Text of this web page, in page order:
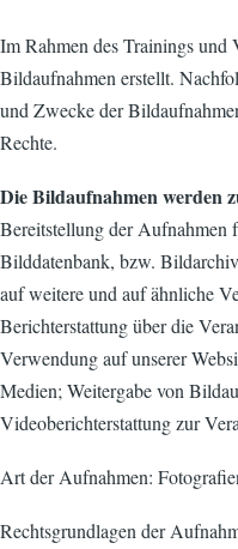
Im Rahmen des Trainings und
Bildaufnahmen erstellt.
und Zwecke der
Rechte.
Die Bildaufnahmen werden
Bereitstellung der Aufnahmen
Bilddatenbank, bzw.
auf weitere und auf ähnliche
Berichterstattung über die
Verwendung auf unserer
Medien; Weitergabe von
Videoberichterstattung zur
Art der Aufnahmen:
Rechtsgrundlagen der